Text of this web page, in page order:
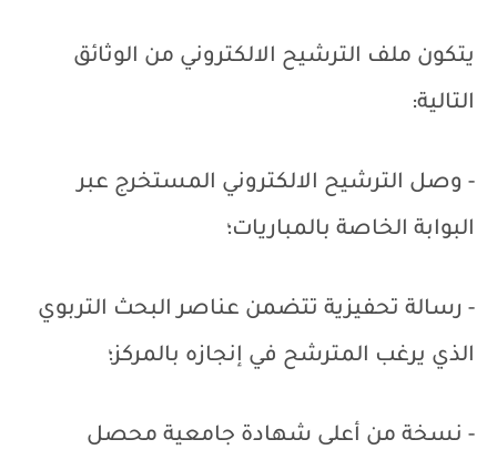
يتكون ملف الترشيح الالكتروني من الوثائق
التالية:
- وصل الترشيح الالكتروني المستخرج عبر
البوابة الخاصة بالمباريات؛
- رسالة تحفيزية تتضمن عناصر البحث التربوي
الذي يرغب المترشح في إنجازه بالمركز؛
- نسخة من أعلى شهادة جامعية محصل